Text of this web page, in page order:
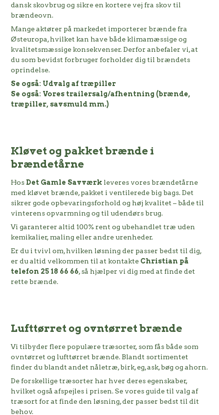
dansk skovbrug og sikre en kortere vej fra skov til
brændeovn.
Mange aktører på markedet importerer brænde fra
Østeuropa, hvilket kan have både klimamæssige og
kvalitetsmæssige konsekvenser. Derfor anbefaler vi, at
du som bevidst forbruger forholder dig til brændets
oprindelse.
Se også: Udvalg af træpiller
Se også: Vores trailersalg/afhentning (brænde,
træpiller, savsmuld mm.)
Kløvet og pakket brænde i
brændetårne
Hos Det Gamle Savværk leveres vores brændetårne
med kløvet brænde, pakket i ventilerede big bags. Det
sikrer gode opbevaringsforhold og høj kvalitet – både til
vinterens opvarmning og til udendørs brug.
Vi garanterer altid 100% rent og ubehandlet træ uden
kemikalier, maling eller andre urenheder.
Er du i tvivl om, hvilken løsning der passer bedst til dig,
er du altid velkommen til at kontakte Christian på
telefon 25 18 66 66, så hjælper vi dig med at finde det
rette brænde.
Lufttørret og ovntørret brænde
Vi tilbyder flere populære træsorter, som fås både som
ovntørret og lufttørret brænde. Blandt sortimentet
finder du blandt andet nåletræ, birk, eg, ask, bøg og ahorn.
De forskellige træsorter har hver deres egenskaber,
hvilket også afspejles i prisen.Se vores guide til valg af
træsort for at finde den løsning, der passer bedst til dit
behov.